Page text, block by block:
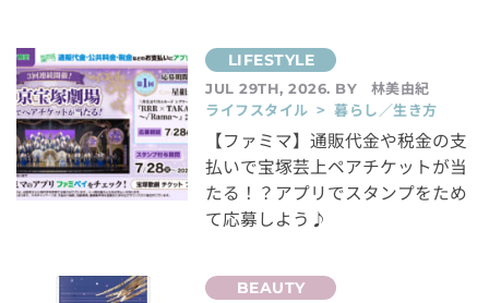
JUL 29TH, 2026. BY
林美由紀
ライフスタイル > 暮らし／生き方
【ファミマ】通販代金や税金の支
払いで宝塚芸上ペアチケットが当
たる！？アプリでスタンプをため
て応募しよう♪